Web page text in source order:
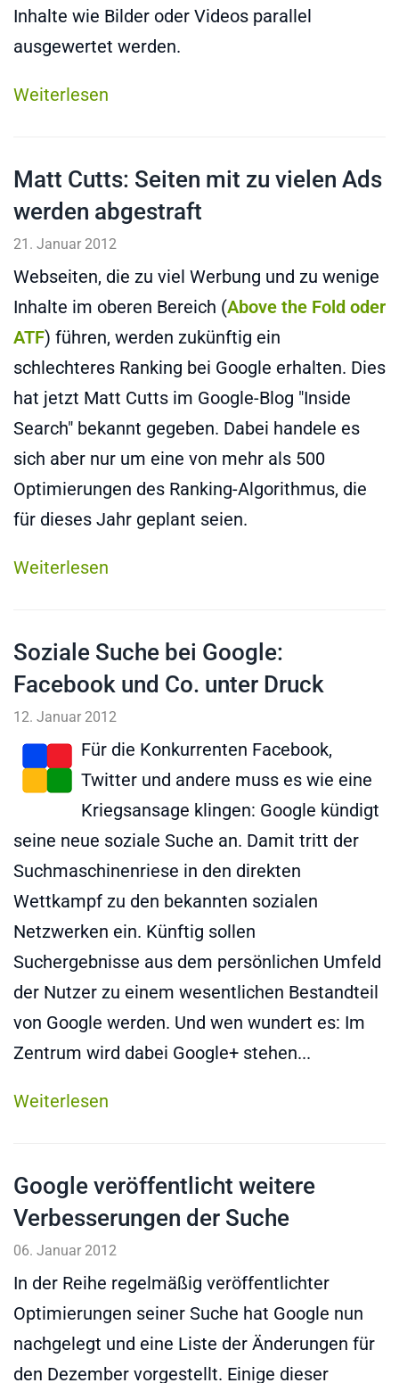
Inhalte wie Bilder oder Videos parallel
ausgewertet werden.
Weiterlesen
Matt Cutts: Seiten mit zu vielen Ads
werden abgestraft
21. Januar 2012
Webseiten, die zu viel Werbung und zu wenige
Inhalte im oberen Bereich (Above the Fold oder
ATF) führen, werden zukünftig ein
schlechteres Ranking bei Google erhalten. Dies
hat jetzt Matt Cutts im Google-Blog "Inside
Search" bekannt gegeben. Dabei handele es
sich aber nur um eine von mehr als 500
Optimierungen des Ranking-Algorithmus, die
für dieses Jahr geplant seien.
Weiterlesen
Soziale Suche bei Google:
Facebook und Co. unter Druck
12. Januar 2012
Für die Konkurrenten Facebook,
Twitter und andere muss es wie eine
Kriegsansage klingen: Google kündigt
seine neue soziale Suche an. Damit tritt der
Suchmaschinenriese in den direkten
Wettkampf zu den bekannten sozialen
Netzwerken ein. Künftig sollen
Suchergebnisse aus dem persönlichen Umfeld
der Nutzer zu einem wesentlichen Bestandteil
von Google werden. Und wen wundert es: Im
Zentrum wird dabei Google+ stehen...
Weiterlesen
Google veröffentlicht weitere
Verbesserungen der Suche
06. Januar 2012
In der Reihe regelmäßig veröffentlichter
Optimierungen seiner Suche hat Google nun
nachgelegt und eine Liste der Änderungen für
den Dezember vorgestellt. Einige dieser